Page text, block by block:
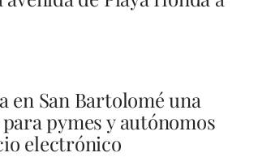
en San Bartolomé una
pymes y autónomos
electrónico